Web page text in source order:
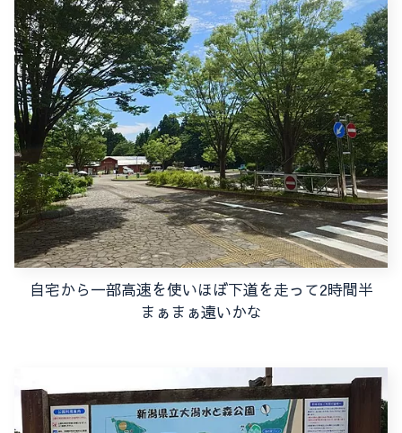
自宅から一部高速を使いほぼ下道を走って2時間半
まぁまぁ遠いかな